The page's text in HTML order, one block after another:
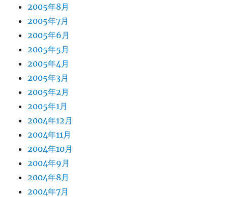
2005年8月
2005年7月
2005年6月
2005年5月
2005年4月
2005年3月
2005年2月
2005年1月
2004年12月
2004年11月
2004年10月
2004年9月
2004年8月
2004年7月